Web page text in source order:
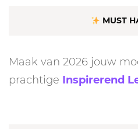
MUST
Maak van 2026 jouw
prachtige Inspirerend